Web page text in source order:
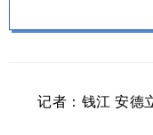
记者：钱江 安德